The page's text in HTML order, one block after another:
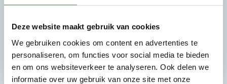
Deze website maakt gebruik van cookies
We gebruiken cookies om content en advertenties te
personaliseren, om functies voor social media te bieden
en om ons websiteverkeer te analyseren. Ook delen we
informatie over uw gebruik van onze site met onze
Die 10er-Karte ist bei jedem Spielplatz an der